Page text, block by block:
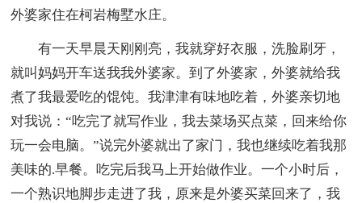
外婆家住在柯岩梅墅水庄。
有一天早晨天刚刚亮，我就穿好衣服，洗脸刷牙，
就叫妈妈开车送我我外婆家。到了外婆家，外婆就给我
煮了我最爱吃的馄饨。我津津有味地吃着，外婆亲切地
对我说：“吃完了就写作业，我去菜场买点菜，回来给你
玩一会电脑。”说完外婆就出了家门，我也继续吃着我那
美味的.早餐。吃完后我马上开始做作业。一个小时后，
一个熟识地脚步走进了我，原来是外婆买菜回来了，我